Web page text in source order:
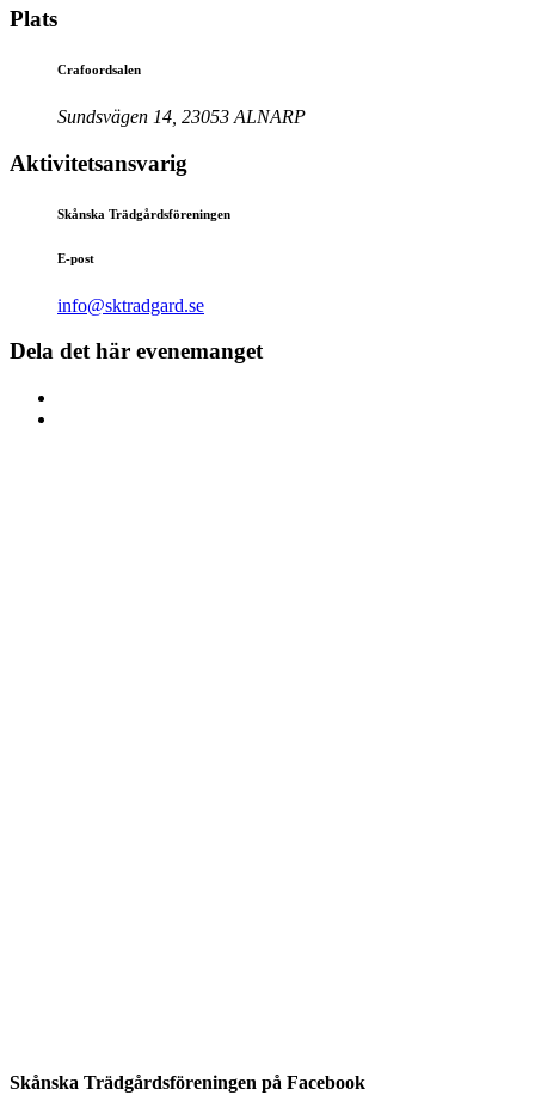
Plats
Crafoordsalen
Sundsvägen 14, 23053 ALNARP
Aktivitetsansvarig
Skånska Trädgårdsföreningen
E-post
info@sktradgard.se
Dela det här evenemanget
Skånska Trädgårdsföreningen på Facebook